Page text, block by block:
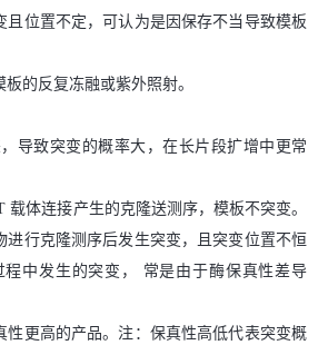
且位置不定，可认为是因保存不当导致模板
的反复冻融或紫外照射。
导致突变的概率大，在长片段扩增中更常
载体连接产生的克隆送测序，模板不突变。
进行克隆测序后发生突变，且突变位置不恒
程中发生的突变， 常是由于酶保真性差导
性更高的产品。注：保真性高低代表突变概